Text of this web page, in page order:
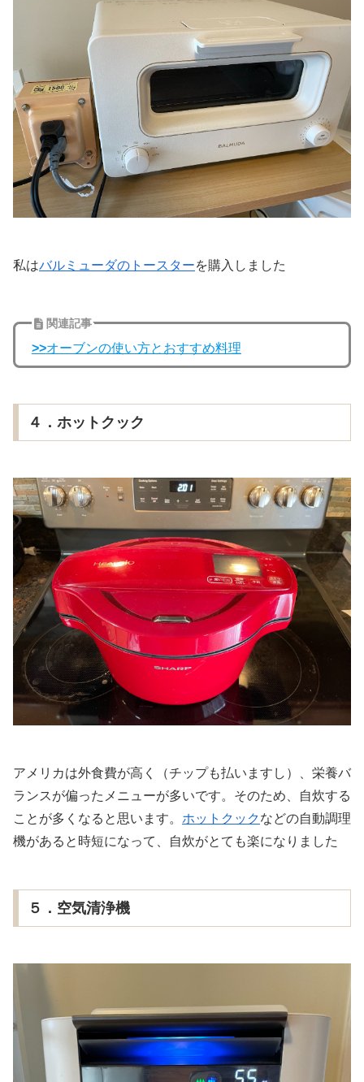
私はバルミューダのトースターを購入しました
関連記事
>>オーブンの使い方とおすすめ料理
４．ホットクック
アメリカは外食費が高く（チップも払いますし）、栄養バ
ランスが偏ったメニューが多いです。そのため、自炊する
ことが多くなると思います。 ホットクックなどの自動調理
機があると時短になって、自炊がとても楽になりました
５．空気清浄機